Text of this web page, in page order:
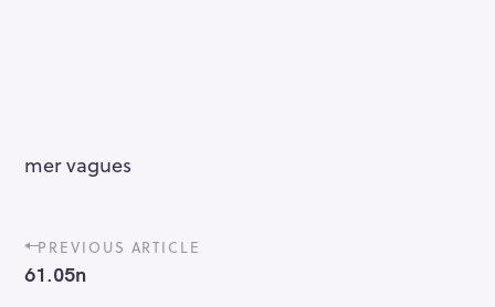
mer vagues
P
o
s
PREVIOUS ARTICLE
61.05n